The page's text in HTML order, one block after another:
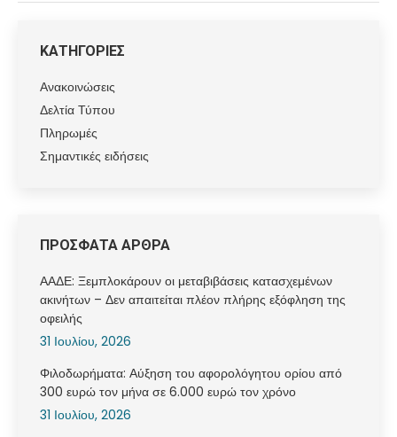
ΚΑΤΗΓΟΡΙΕΣ
Ανακοινώσεις
Δελτία Τύπου
Πληρωμές
Σημαντικές ειδήσεις
ΠΡΟΣΦΑΤΑ ΑΡΘΡΑ
ΑΑΔΕ: Ξεμπλοκάρουν οι μεταβιβάσεις κατασχεμένων
ακινήτων – Δεν απαιτείται πλέον πλήρης εξόφληση της
οφειλής
31 Ιουλίου, 2026
Φιλοδωρήματα: Αύξηση του αφορολόγητου ορίου από
300 ευρώ τον μήνα σε 6.000 ευρώ τον χρόνο
31 Ιουλίου, 2026